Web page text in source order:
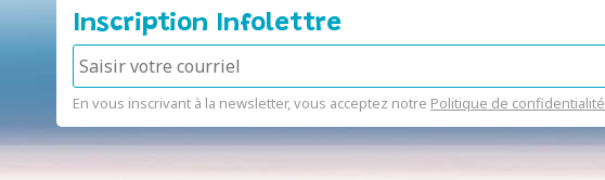
Inscription Infolettre
En vous inscrivant à la newsletter, vous acceptez notre Politique de confidentialité